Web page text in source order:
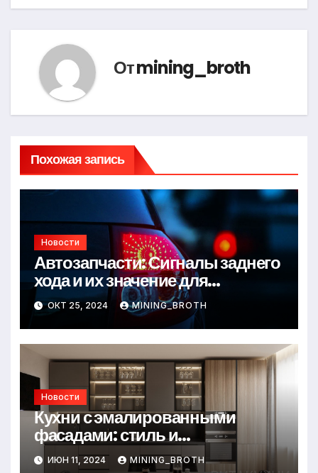
Отmining_broth
Похожая запись
Новости
Автозапчасти: Сигналы заднего
хода и их значение для
безопасности на дороге
ОКТ 25, 2024 MINING_BROTH
Новости
Кухни с эмалированными
фасадами: стиль и
практичность в одном решении
ИЮН 11, 2024 MINING_BROTH